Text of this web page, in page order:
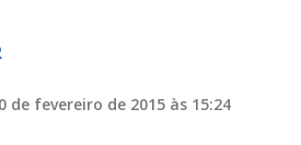
de fevereiro de 2015 às 15:24